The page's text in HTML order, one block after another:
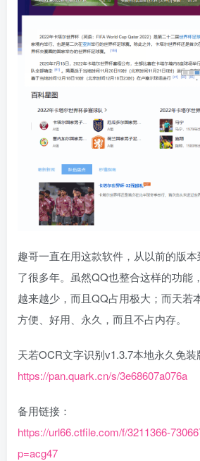
趣哥一直在用这款软件，从以前的版
了很多年。虽然QQ也整合这样的功能
越来越少，而且QQ占用极大；而天若
方便、好用、永久，而且不占内存。
天若OCR文字识别v1.3.7本地永久免装
https://pan.quark.cn/s/3e68607a076a
备用链接：
https://url66.ctfile.com/f/3211366-
p=acg47